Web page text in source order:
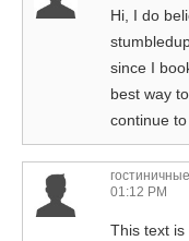
Hi, I do
since I
best way
continue
01:12 PM
This text